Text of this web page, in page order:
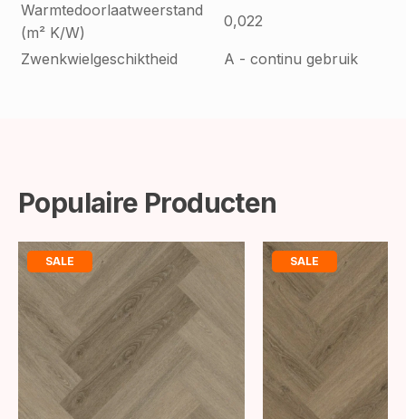
Warmtedoorlaatweerstand
(m² K/W)
0,022
Zwenkwielgeschiktheid A - continu gebruik
Populaire Producten
SALE SALE